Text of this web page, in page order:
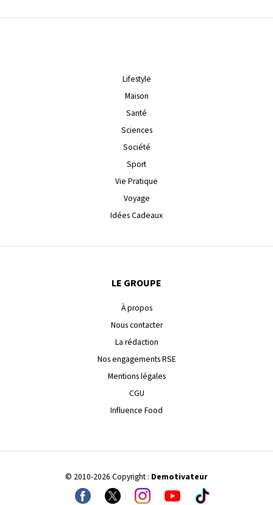
Lifestyle
Maison
Santé
Sciences
Société
Sport
Vie Pratique
Voyage
Idées Cadeaux
LE GROUPE
À propos
Nous contacter
La rédaction
Nos engagements RSE
Mentions légales
CGU
Influence Food
© 2010-2026 Copyright : Demotivateur